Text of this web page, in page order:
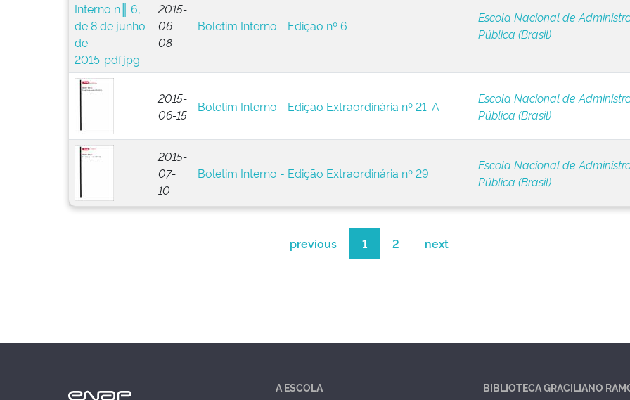
2015-
06-
08
Boletim Interno - Edição nº 6
Escola Nacional de
Pública (Brasil)
2015-
06-15
Boletim Interno - Edição Extraordinária nº 21-A
Escola Nacional de
Pública (Brasil)
2015-
07-
10
Boletim Interno - Edição Extraordinária nº 29
Escola Nacional de
Pública (Brasil)
previous 1 2 next
A ESCOLA BIBLIOTECA GRACILIANO